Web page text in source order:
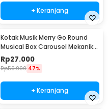
+ Keranjang
Kotak Musik Merry Go Round
Musical Box Carousel Mekanikal
- HD-Y02
Rp27.000
Rp50.900 47%
+ Keranjang